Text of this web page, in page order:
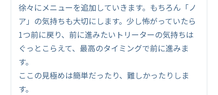
徐々にメニューを追加していきます。もちろん「ノ
ア」の気持ちも大切にします。少し怖がっていたら
1つ前に戻り、前に進みたいトリーターの気持ちは
ぐっとこらえて、最高のタイミングで前に進みま
す。
ここの見極めは簡単だったり、難しかったりしま
す。